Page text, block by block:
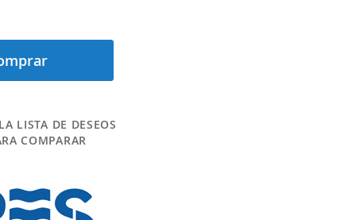
LISTA DE DESEOS
COMPARAR